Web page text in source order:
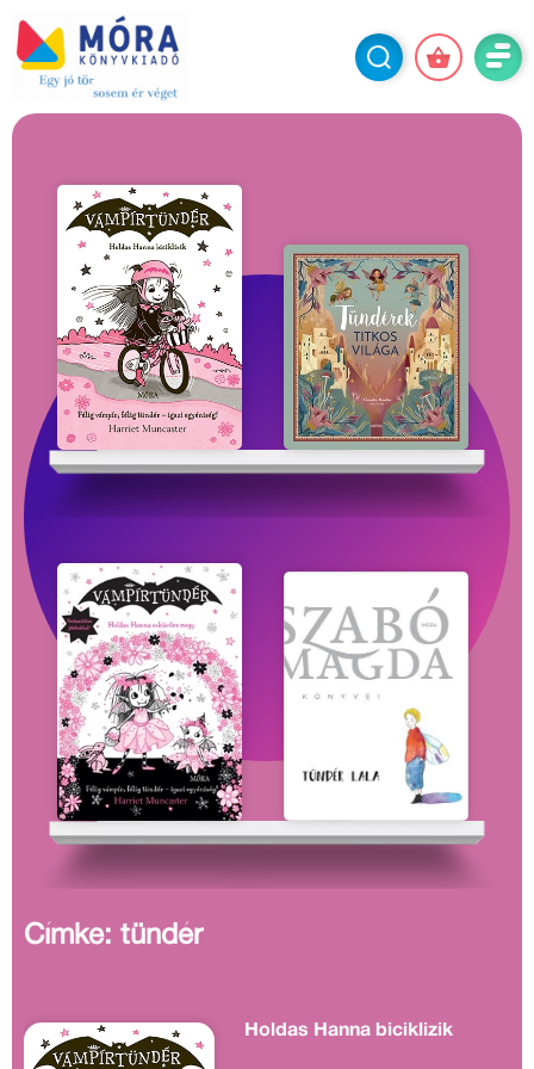
Címke: tündér
Holdas Hanna biciklizik